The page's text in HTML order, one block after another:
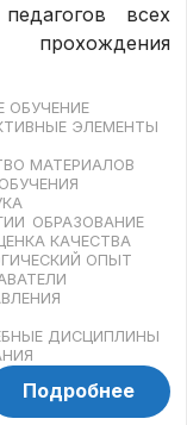
всех
ОБУЧЕНИЕ
ЭЛЕМЕНТЫ
МАТЕРИАЛОВ
ОБРАЗОВАНИЕ
КАЧЕСТВА
ОПЫТ
ДИСЦИПЛИНЫ
Подробнее